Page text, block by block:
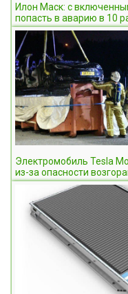
Илон Маск: с
попасть в аварию в 10
Электромобиль Tesla
из-за опасности